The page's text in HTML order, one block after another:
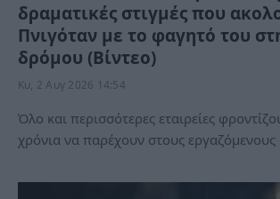
δραματικές στιγμές που
Πνιγόταν με το φαγητό του
δρόμου (Βίντεο)
Κυ, 2 Αυγ 2026 14:54
Όλο και περισσότερες εταιρείες
χρόνια να παρέχουν στους εργαζόμενους